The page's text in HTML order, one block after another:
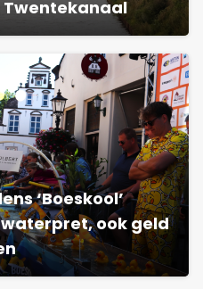
‘Boeskool’
ook geld